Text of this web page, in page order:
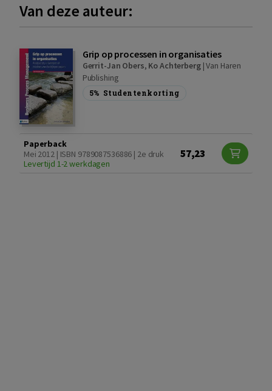
Van deze auteur:
Grip op processen in organisaties
Gerrit-Jan Obers, Ko Achterberg|Van Haren
Publishing
5% Studentenkorting
Paperback
Mei 2012 | ISBN 9789087536886 | 2e druk
Levertijd 1-2 werkdagen
57,23